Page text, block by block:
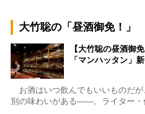
大竹聡の「昼酒御免！」
【大竹聡の昼酒御
「マンハッタン」
お酒はいつ飲んでもいいものだ
別の味わいがある――。ライター